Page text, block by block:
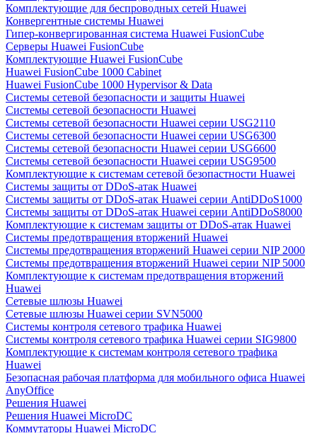
Комплектующие для беспроводных сетей Huawei
Конвергентные системы Huawei
Гипер-конвергированная система Huawei FusionCube
Серверы Huawei FusionCube
Комплектующие Huawei FusionCube
Huawei FusionCube 1000 Cabinet
Huawei FusionCube 1000 Hypervisor & Data
Системы сетевой безопасности и защиты Huawei
Системы сетевой безопасности Huawei
Системы сетевой безопасности Huawei серии USG2110
Системы сетевой безопасности Huawei серии USG6300
Системы сетевой безопасности Huawei серии USG6600
Системы сетевой безопасности Huawei серии USG9500
Комплектующие к системам сетевой безопастности Huawei
Системы защиты от DDoS-атак Huawei
Системы защиты от DDoS-атак Huawei серии AntiDDoS1000
Системы защиты от DDoS-атак Huawei серии AntiDDoS8000
Комплектующие к системам защиты от DDoS-атак Huawei
Системы предотвращения вторжений Huawei
Системы предотвращения вторжений Huawei серии NIP 2000
Системы предотвращения вторжений Huawei серии NIP 5000
Комплектующие к системам предотвращения вторжений
Huawei
Сетевые шлюзы Huawei
Сетевые шлюзы Huawei серии SVN5000
Системы контроля сетевого трафика Huawei
Системы контроля сетевого трафика Huawei серии SIG9800
Комплектующие к системам контроля сетевого трафика
Huawei
Безопасная рабочая платформа для мобильного офиса Huawei
AnyOffice
Решения Huawei
Решения Huawei MicroDC
Коммутаторы Huawei MicroDC